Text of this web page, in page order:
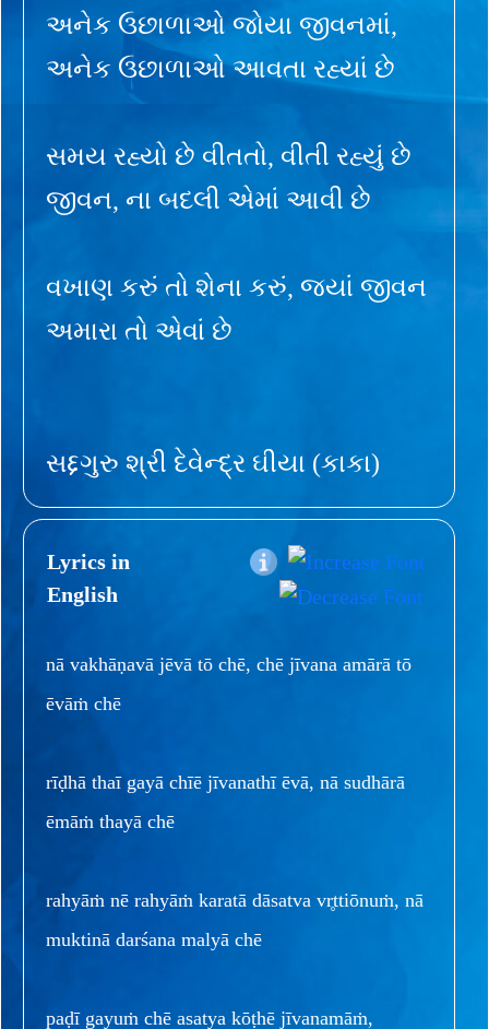
અનેક ઉછાળાઓ જોયા જીવનમાં,
અનેક ઉછાળાઓ આવતા રહ્યાં છે
સમય રહ્યો છે વીતતો, વીતી રહ્યું છે
જીવન, ના બદલી એમાં આવી છે
વખાણ કરું તો શેના કરું, જ્યાં જીવન
અમારા તો એવાં છે
સદ્દગુરુ શ્રી દેવેન્દ્ર ઘીયા (કાકા)
Lyrics in
English
nā vakhāṇavā jēvā tō chē, chē jīvana amārā tō
ēvāṁ chē
rīḍhā thaī gayā chīē jīvanathī ēvā, nā sudhārā
ēmāṁ thayā chē
rahyāṁ nē rahyāṁ karatā dāsatva vr̥ttiōnuṁ, nā
muktinā darśana malyā chē
paḍī gayuṁ chē asatya kōṭhē jīvanamāṁ,